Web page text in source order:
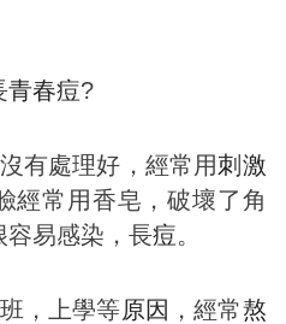
青春痘?
有處理好，經常用刺激
經常用香皂，破壞了角
容易感染，長痘。
，上學等原因 ，經常熬